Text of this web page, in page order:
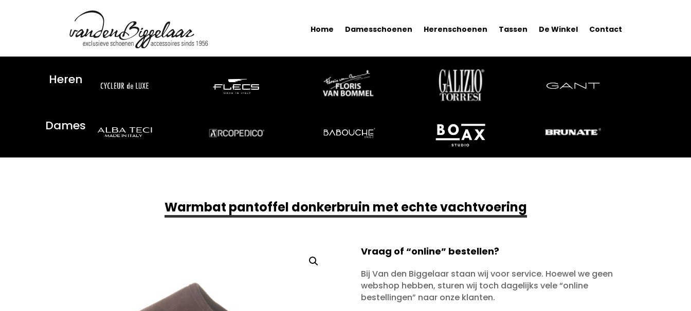
Home Damesschoenen Herenschoenen Tassen De Winkel Contact
Heren
Dames
Warmbat pantoffel donkerbruin met echte vachtvoering
Vraag of “online” bestellen?
Bij Van den Biggelaar staan wij voor service. Hoewel we geen
webshop hebben, sturen wij toch dagelijks vele “online
bestellingen” naar onze klanten.